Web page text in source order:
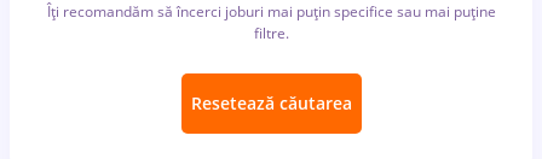
Îți recomandăm să încerci joburi mai puțin specifice sau mai puține
filtre.
Resetează căutarea